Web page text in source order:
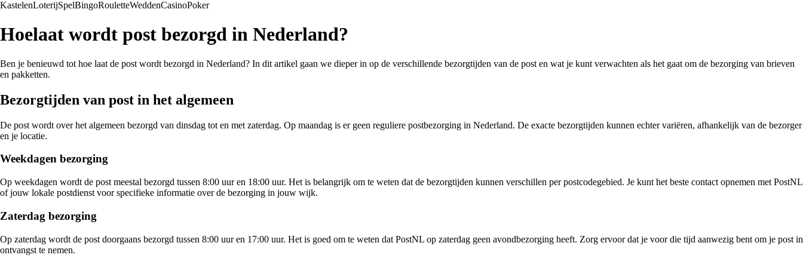
KastelenLoterijSpelBingoRouletteWeddenCasinoPoker
Hoelaat wordt post bezorgd in Nederland?
Ben je benieuwd tot hoe laat de post wordt bezorgd in Nederland? In dit artikel gaan we dieper in op de verschillende bezorgtijden van de post en wat je kunt verwachten als het gaat om de bezorging van brieven
en pakketten.
Bezorgtijden van post in het algemeen
De post wordt over het algemeen bezorgd van dinsdag tot en met zaterdag. Op maandag is er geen reguliere postbezorging in Nederland. De exacte bezorgtijden kunnen echter variëren, afhankelijk van de bezorger
en je locatie.
Weekdagen bezorging
Op weekdagen wordt de post meestal bezorgd tussen 8:00 uur en 18:00 uur. Het is belangrijk om te weten dat de bezorgtijden kunnen verschillen per postcodegebied. Je kunt het beste contact opnemen met PostNL
of jouw lokale postdienst voor specifieke informatie over de bezorging in jouw wijk.
Zaterdag bezorging
Op zaterdag wordt de post doorgaans bezorgd tussen 8:00 uur en 17:00 uur. Het is goed om te weten dat PostNL op zaterdag geen avondbezorging heeft. Zorg ervoor dat je voor die tijd aanwezig bent om je post in
ontvangst te nemen.